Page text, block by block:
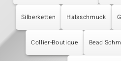
Silberketten Halsschmuck
Collier-Boutique Bead